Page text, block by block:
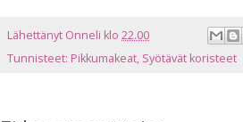
Lähettänyt Onneli klo 22.00
Tunnisteet: Pikkumakeat, Syötävät koristeet